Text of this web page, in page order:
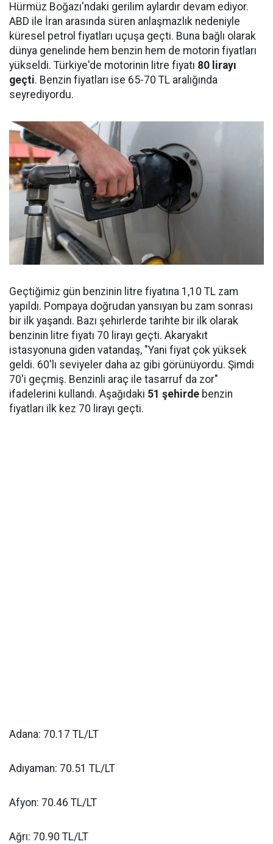
Hürmüz Boğazı'ndaki gerilim aylardır devam ediyor.
ABD ile İran arasında süren anlaşmazlık nedeniyle
küresel petrol fiyatları uçuşa geçti. Buna bağlı olarak
dünya genelinde hem benzin hem de motorin fiyatları
yükseldi. Türkiye'de motorinin litre fiyatı 80 lirayı
geçti. Benzin fiyatları ise 65-70 TL aralığında
seyrediyordu.
Geçtiğimiz gün benzinin litre fiyatına 1,10 TL zam
yapıldı. Pompaya doğrudan yansıyan bu zam sonrası
bir ilk yaşandı. Bazı şehirlerde tarihte bir ilk olarak
benzinin litre fiyatı 70 lirayı geçti. Akaryakıt
istasyonuna giden vatandaş, "Yani fiyat çok yüksek
geldi. 60'lı seviyeler daha az gibi görünüyordu. Şimdi
70'i geçmiş. Benzinli araç ile tasarruf da zor"
ifadelerini kullandı. Aşağıdaki 51 şehirde benzin
fiyatları ilk kez 70 lirayı geçti.
Adana: 70.17 TL/LT
Adıyaman: 70.51 TL/LT
Afyon: 70.46 TL/LT
Ağrı: 70.90 TL/LT